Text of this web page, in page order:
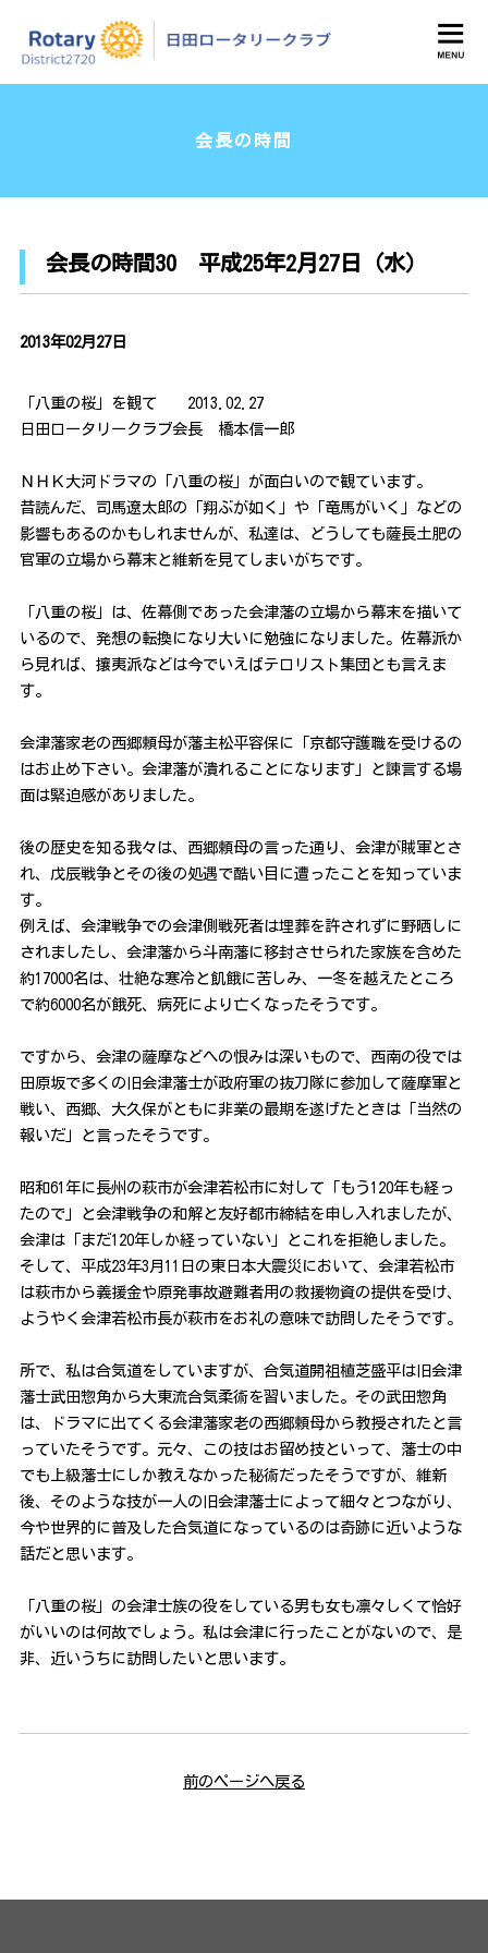
日田ロータリークラブ
会長の時間
会長の時間30 平成25年2月27日（水）
2013年02月27日
「八重の桜」を観て 2013.02.27
日田ロータリークラブ会長 橋本信一郎
ＮＨＫ大河ドラマの「八重の桜」が面白いので観ています。
昔読んだ、司馬遼太郎の「翔ぶが如く」や「竜馬がいく」などの
影響もあるのかもしれませんが、私達は、どうしても薩長土肥の
官軍の立場から幕末と維新を見てしまいがちです。
「八重の桜」は、佐幕側であった会津藩の立場から幕末を描いて
いるので、発想の転換になり大いに勉強になりました。佐幕派か
ら見れば、攘夷派などは今でいえばテロリスト集団とも言えま
す。
会津藩家老の西郷頼母が藩主松平容保に「京都守護職を受けるの
はお止め下さい。会津藩が潰れることになります」と諫言する場
面は緊迫感がありました。
後の歴史を知る我々は、西郷頼母の言った通り、会津が賊軍とさ
れ、戊辰戦争とその後の処遇で酷い目に遭ったことを知っていま
す。
例えば、会津戦争での会津側戦死者は埋葬を許されずに野晒しに
されましたし、会津藩から斗南藩に移封させられた家族を含めた
約17000名は、壮絶な寒冷と飢餓に苦しみ、一冬を越えたところ
で約6000名が餓死、病死により亡くなったそうです。
ですから、会津の薩摩などへの恨みは深いもので、西南の役では
田原坂で多くの旧会津藩士が政府軍の抜刀隊に参加して薩摩軍と
戦い、西郷、大久保がともに非業の最期を遂げたときは「当然の
報いだ」と言ったそうです。
昭和61年に長州の萩市が会津若松市に対して「もう120年も経っ
たので」と会津戦争の和解と友好都市締結を申し入れましたが、
会津は「まだ120年しか経っていない」とこれを拒絶しました。
そして、平成23年3月11日の東日本大震災において、会津若松市
は萩市から義援金や原発事故避難者用の救援物資の提供を受け、
ようやく会津若松市長が萩市をお礼の意味で訪問したそうです。
所で、私は合気道をしていますが、合気道開祖植芝盛平は旧会津
藩士武田惣角から大東流合気柔術を習いました。その武田惣角
は、ドラマに出てくる会津藩家老の西郷頼母から教授されたと言
っていたそうです。元々、この技はお留め技といって、藩士の中
でも上級藩士にしか教えなかった秘術だったそうですが、維新
後、そのような技が一人の旧会津藩士によって細々とつながり、
今や世界的に普及した合気道になっているのは奇跡に近いような
話だと思います。
「八重の桜」の会津士族の役をしている男も女も凛々しくて恰好
がいいのは何故でしょう。私は会津に行ったことがないので、是
非、近いうちに訪問したいと思います。
前のページへ戻る